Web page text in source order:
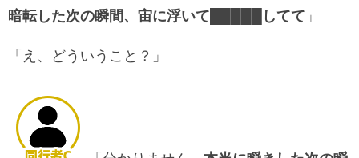
暗転した次の瞬間、宙に浮いて█████してて 」
「え、どういうこと？」